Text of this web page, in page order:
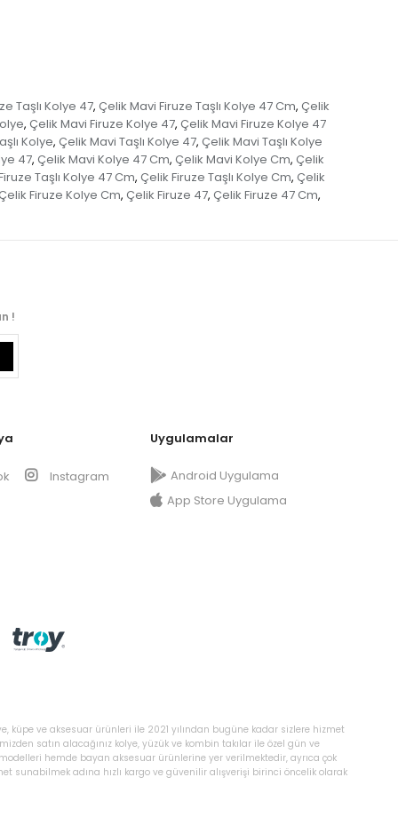
Taşlı Kolye 47, Çelik Mavi Firuze Taşlı Kolye 47 Cm, Çelik
, Çelik Mavi Firuze Kolye 47, Çelik Mavi Firuze Kolye 47
Kolye, Çelik Mavi Taşlı Kolye 47, Çelik Mavi Taşlı Kolye
47, Çelik Mavi Kolye 47 Cm, Çelik Mavi Kolye Cm, Çelik
Taşlı Kolye 47 Cm, Çelik Firuze Taşlı Kolye Cm, Çelik
Firuze Kolye Cm, Çelik Firuze 47, Çelik Firuze 47 Cm,
!
Instagram
Uygulamalar
Android Uygulama
App Store Uygulama
küpe ve aksesuar ürünleri ile 2021 yılından bugüne kadar sizlere hizmet
satın alacağınız kolye, yüzük ve kombin takılar ile özel gün ve
hemde bayan aksesuar ürünlerine yer verilmektedir, ayrıca çok
adına hızlı kargo ve güvenilir alışverişi birinci öncelik olarak